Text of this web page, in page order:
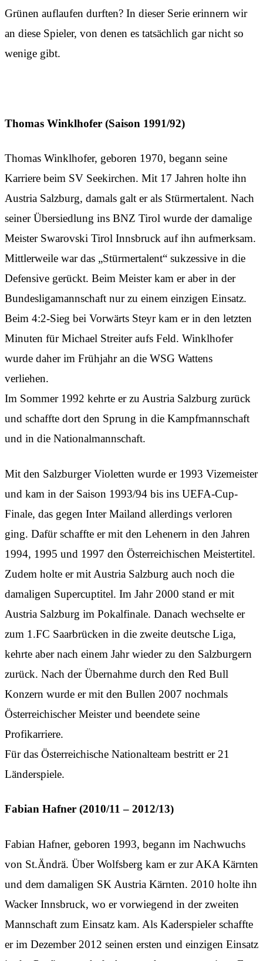
Grünen auflaufen durften? In dieser Serie erinnern wir
an diese Spieler, von denen es tatsächlich gar nicht so
wenige gibt.
Thomas Winklhofer (Saison 1991/92)
Thomas Winklhofer, geboren 1970, begann seine
Karriere beim SV Seekirchen. Mit 17 Jahren holte ihn
Austria Salzburg, damals galt er als Stürmertalent. Nach
seiner Übersiedlung ins BNZ Tirol wurde der damalige
Meister Swarovski Tirol Innsbruck auf ihn aufmerksam.
Mittlerweile war das „Stürmertalent“ sukzessive in die
Defensive gerückt. Beim Meister kam er aber in der
Bundesligamannschaft nur zu einem einzigen Einsatz.
Beim 4:2-Sieg bei Vorwärts Steyr kam er in den letzten
Minuten für Michael Streiter aufs Feld. Winklhofer
wurde daher im Frühjahr an die WSG Wattens
verliehen.
Im Sommer 1992 kehrte er zu Austria Salzburg zurück
und schaffte dort den Sprung in die Kampfmannschaft
und in die Nationalmannschaft.
Mit den Salzburger Violetten wurde er 1993 Vizemeister
und kam in der Saison 1993/94 bis ins UEFA-Cup-
Finale, das gegen Inter Mailand allerdings verloren
ging. Dafür schaffte er mit den Lehenern in den Jahren
1994, 1995 und 1997 den Österreichischen Meistertitel.
Zudem holte er mit Austria Salzburg auch noch die
damaligen Supercuptitel. Im Jahr 2000 stand er mit
Austria Salzburg im Pokalfinale. Danach wechselte er
zum 1.FC Saarbrücken in die zweite deutsche Liga,
kehrte aber nach einem Jahr wieder zu den Salzburgern
zurück. Nach der Übernahme durch den Red Bull
Konzern wurde er mit den Bullen 2007 nochmals
Österreichischer Meister und beendete seine
Profikarriere.
Für das Österreichische Nationalteam bestritt er 21
Länderspiele.
Fabian Hafner (2010/11 – 2012/13)
Fabian Hafner, geboren 1993, begann im Nachwuchs
von St.Ändrä. Über Wolfsberg kam er zur AKA Kärnten
und dem damaligen SK Austria Kärnten. 2010 holte ihn
Wacker Innsbruck, wo er vorwiegend in der zweiten
Mannschaft zum Einsatz kam. Als Kaderspieler schaffte
er im Dezember 2012 seinen ersten und einzigen Einsatz